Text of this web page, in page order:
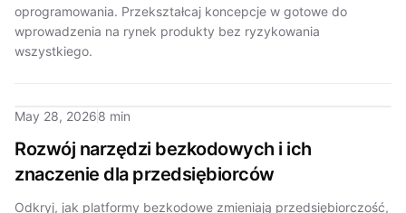
oprogramowania. Przekształcaj koncepcje w gotowe do
wprowadzenia na rynek produkty bez ryzykowania
wszystkiego.
May 28, 20268 min
Rozwój narzędzi bezkodowych i ich
znaczenie dla przedsiębiorców
Odkryj, jak platformy bezkodowe zmieniają przedsiębiorczość,